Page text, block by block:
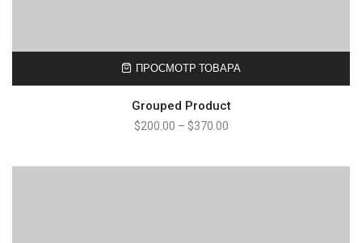
ПРОСМОТР ТОВАРА
Grouped Product
$200.00 – $370.00